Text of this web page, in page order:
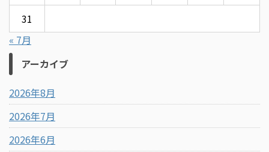
31
« 7月
アーカイブ
2026年8月
2026年7月
2026年6月